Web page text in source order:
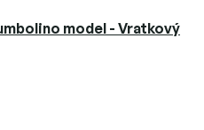
model - Vratkový